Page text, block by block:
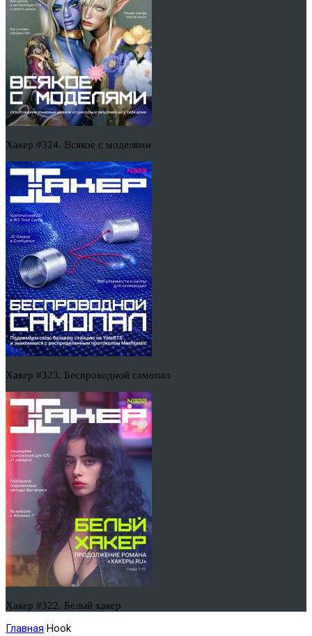
Хакер #324. Всякое с моделями
Хакер #323. Беспроводной самопал
Хакер #322. Белый хакер
Главная Hook